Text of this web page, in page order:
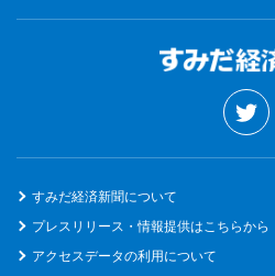
すみだ経済新聞について
プレスリリース・情報提供はこちらから
アクセスデータの利用について